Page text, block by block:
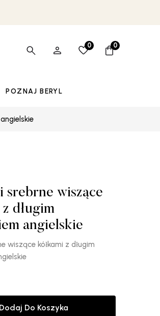
0 0
POZNAJ BERYL
srebrne wiszące
długim
angielskie
wiszące kółkami z długim
Dodaj Do Koszyka